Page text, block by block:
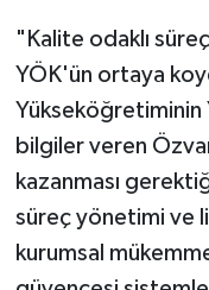
"Kalite odaklı
YÖK'ün ortaya
Yükseköğretiminin
bilgiler veren
kazanması
süreç yönetimi ve
kurumsal